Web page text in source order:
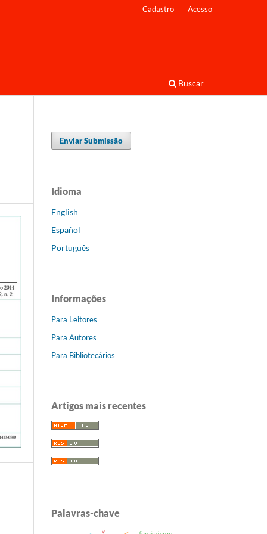
Buscar
Cadastro Acesso
Enviar Submissão
Idioma
English
Español
Português
Informações
Para Leitores
Para Autores
Para Bibliotecários
Artigos mais recentes
Palavras-chave